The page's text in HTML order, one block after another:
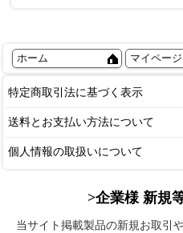
ホーム マイページ
特定商取引法に基づく表示
送料とお支払い方法について
個人情報の取扱いについて
>企業様 新規
当サイト掲載製品の新規お取引